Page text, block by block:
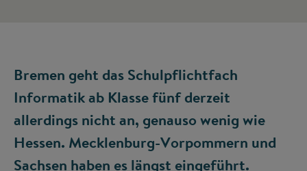
Bremen geht das Schulpflichtfach
Informatik ab Klasse fünf derzeit
allerdings nicht an, genauso wenig wie
Hessen. Mecklenburg-Vorpommern und
Sachsen haben es längst eingeführt.